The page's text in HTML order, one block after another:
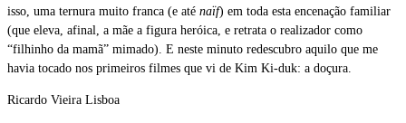
isso, uma ternura muito franca (e até naïf) em toda esta encenação familiar
(que eleva, afinal, a mãe a figura heróica, e retrata o realizador como
“filhinho da mamã” mimado). E neste minuto redescubro aquilo que me
havia tocado nos primeiros filmes que vi de Kim Ki-duk: a doçura.
Ricardo Vieira Lisboa